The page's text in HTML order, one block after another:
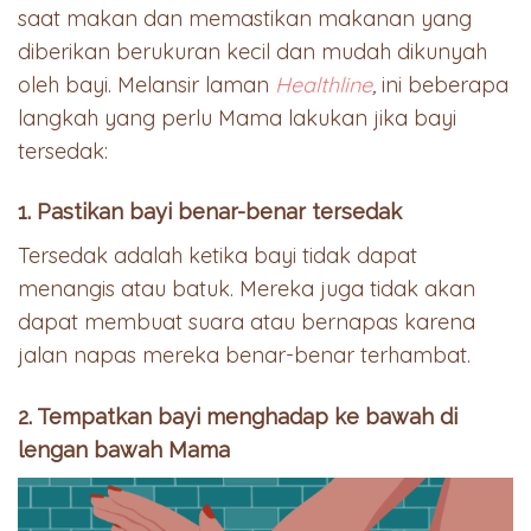
saat makan dan memastikan makanan yang
diberikan berukuran kecil dan mudah dikunyah
oleh bayi. Melansir laman Healthline, ini beberapa
langkah yang perlu Mama lakukan jika bayi
tersedak:
1. Pastikan bayi benar-benar tersedak
Tersedak adalah ketika bayi tidak dapat
menangis atau batuk. Mereka juga tidak akan
dapat membuat suara atau bernapas karena
jalan napas mereka benar-benar terhambat.
2. Tempatkan bayi menghadap ke bawah di
lengan bawah Mama